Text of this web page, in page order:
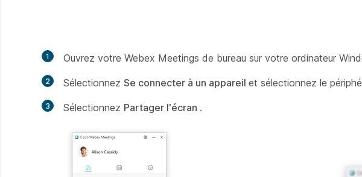
1 Ouvrez votre Webex Meetings de bureau sur votre ordinateur
2 Sélectionnez Se connecter à un appareil et sélectionnez le
3 Sélectionnez Partager l'écran .